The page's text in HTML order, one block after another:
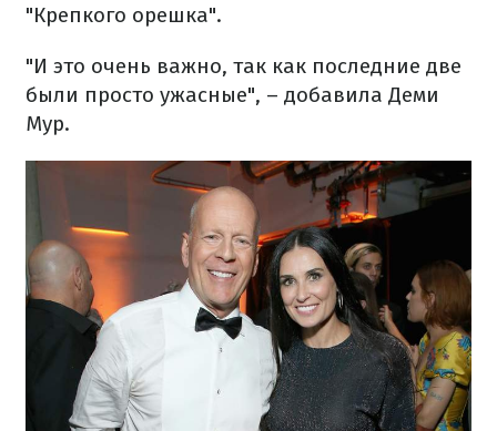
"Крепкого орешка".
"И это очень важно, так как последние две
были просто ужасные", – добавила Деми
Мур.